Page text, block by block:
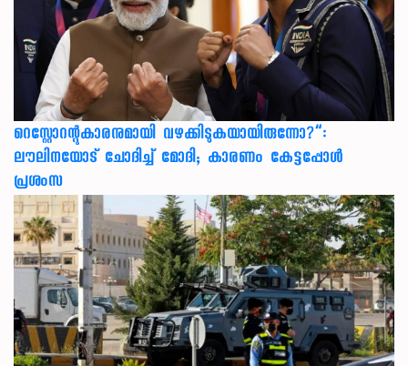
റെസ്റ്റോറന്റുകാരനുമായി വഴക്കിടുകയായിരുന്നോ?”:
ലൗലിനയോട് ചോദിച്ച് മോദി; കാരണം കേട്ടപ്പോൾ
പ്രശംസ